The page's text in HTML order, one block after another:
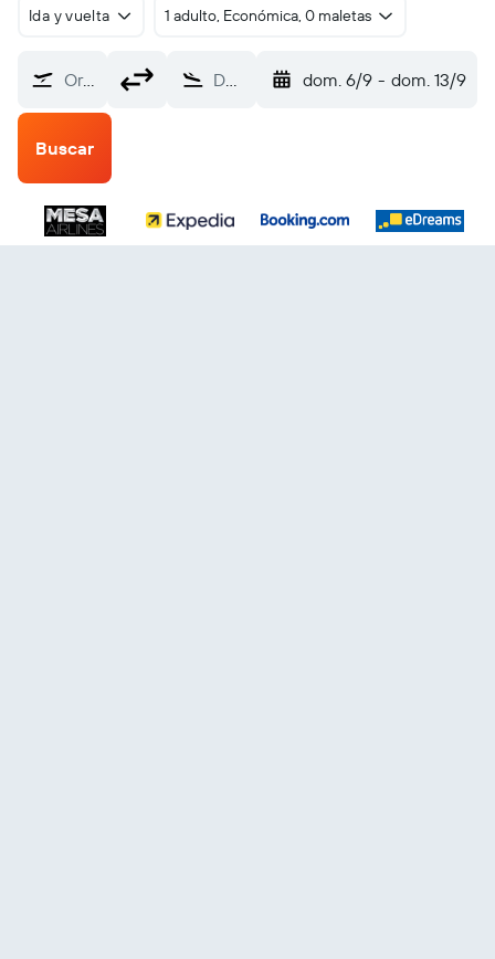
Ida y vuelta 1 adulto, Económica, 0 maletas
Origen Destino dom. 6/9 - dom. 13/9
Buscar